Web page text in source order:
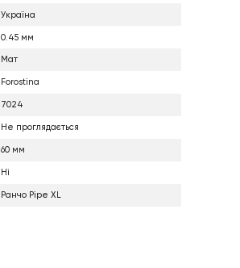
Україна
0.45 мм
Мат
Forostina
7024
Не проглядається
60 мм
Ні
Ранчо Pipe XL